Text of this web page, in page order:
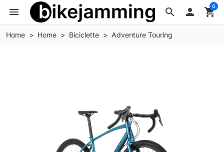
search
menu  shopping_cart
0
Home Home Biciclette Adventure Touring